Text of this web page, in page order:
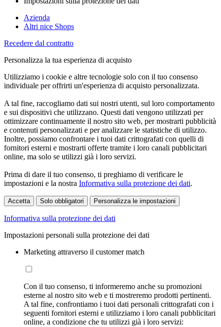
Azienda
Altri nice Shops
Recedere dal contratto
Personalizza la tua esperienza di acquisto
Utilizziamo i cookie e altre tecnologie solo con il tuo consenso
individuale per offrirti un'esperienza di acquisto personalizzata.
A tal fine, raccogliamo dati sui nostri utenti, sul loro comportamento
e sui dispositivi che utilizzano. Questi dati vengono utilizzati per
ottimizzare continuamente il nostro sito web, per mostrarti pubblicità
e contenuti personalizzati e per analizzare le statistiche di utilizzo.
Inoltre, possiamo confrontare i tuoi dati crittografati con quelli di
fornitori esterni e mostrarti offerte tramite i loro canali pubblicitari
online, ma solo se utilizzi già i loro servizi.
Prima di dare il tuo consenso, ti preghiamo di verificare le
impostazioni e la nostra Informativa sulla protezione dei dati.
Accetta Solo obbligatori Personalizza le impostazioni
Informativa sulla protezione dei dati
Impostazioni personali sulla protezione dei dati
Marketing attraverso il customer match
Con il tuo consenso, ti informeremo anche su promozioni
esterne al nostro sito web e ti mostreremo prodotti pertinenti.
A tal fine, confrontiamo i tuoi dati personali crittografati con i
seguenti fornitori esterni e utilizziamo i loro canali pubblicitari
online, a condizione che tu utilizzi già i loro servizi: